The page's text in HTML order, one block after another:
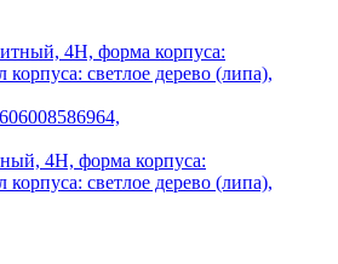
4H, форма корпуса:
корпуса: светлое дерево (липа),